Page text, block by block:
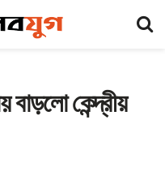
কেন্দ্রীয়